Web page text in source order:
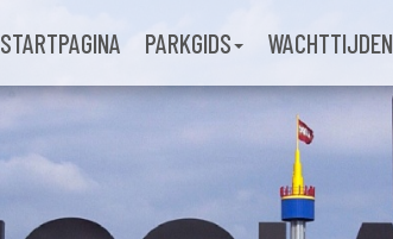
STARTPAGINA PARKGIDS WACHTTIJDEN